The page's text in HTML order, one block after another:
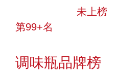
未上榜
第99+名
调味瓶品牌榜